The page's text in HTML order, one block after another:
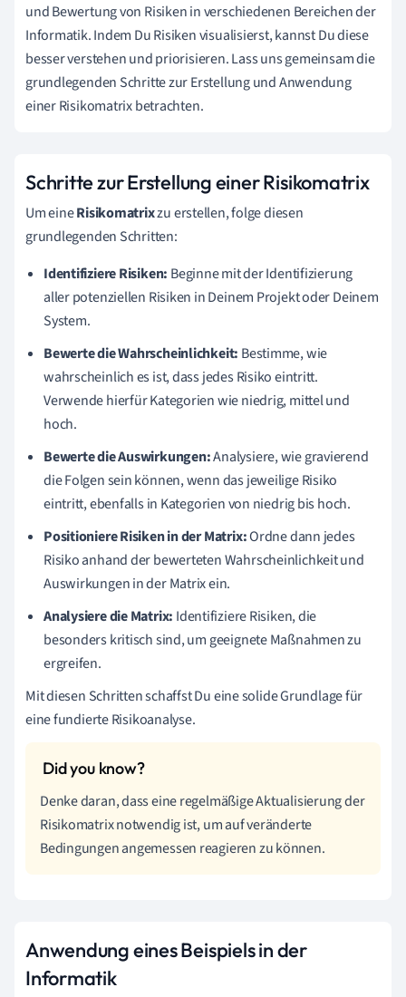
und Bewertung von Risiken in verschiedenen Bereichen der
Informatik. Indem Du Risiken visualisierst, kannst Du diese
besser verstehen und priorisieren. Lass uns gemeinsam die
grundlegenden Schritte zur Erstellung und Anwendung
einer Risikomatrix betrachten.
Schritte zur Erstellung einer Risikomatrix
Um eineRisikomatrixzu erstellen, folge diesen
grundlegenden Schritten:
Identifiziere Risiken: Beginne mit der Identifizierung
aller potenziellen Risiken in Deinem Projekt oder Deinem
System.
Bewerte die Wahrscheinlichkeit: Bestimme, wie
wahrscheinlich es ist, dass jedes Risiko eintritt.
Verwende hierfür Kategorien wie niedrig, mittel und
hoch.
Bewerte die Auswirkungen:Analysiere, wie gravierend
die Folgen sein können, wenn das jeweilige Risiko
eintritt, ebenfalls in Kategorien von niedrig bis hoch.
Positioniere Risiken in der Matrix:Ordne dann jedes
Risiko anhand der bewerteten Wahrscheinlichkeit und
Auswirkungen in der Matrix ein.
Analysiere die Matrix: Identifiziere Risiken, die
besonders kritisch sind, um geeignete Maßnahmen zu
ergreifen.
Mit diesen Schritten schaffst Du eine solide Grundlage für
eine fundierte Risikoanalyse.
Denke daran, dass eine regelmäßige Aktualisierung der
Risikomatrix notwendig ist, um auf veränderte
Bedingungen angemessen reagieren zu können.
Anwendung eines Beispiels in der
Informatik